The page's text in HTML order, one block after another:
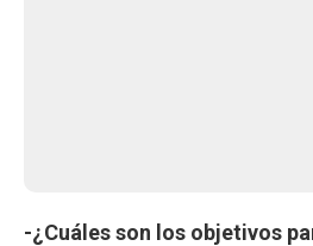
-¿Cuáles son los objetivos